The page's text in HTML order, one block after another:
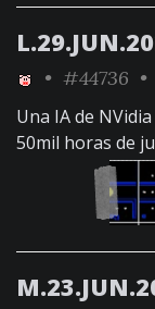
• #44736 •
Una IA de
50mil horas de